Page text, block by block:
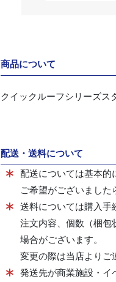
商品について
クイックルーフシリーズス
配送・送料について
配送については基本的
ご希望がございました
送料については購入手
注文内容、個数（梱包
場合がございます。
変更の際は当店よりご
発送先が商業施設・イ